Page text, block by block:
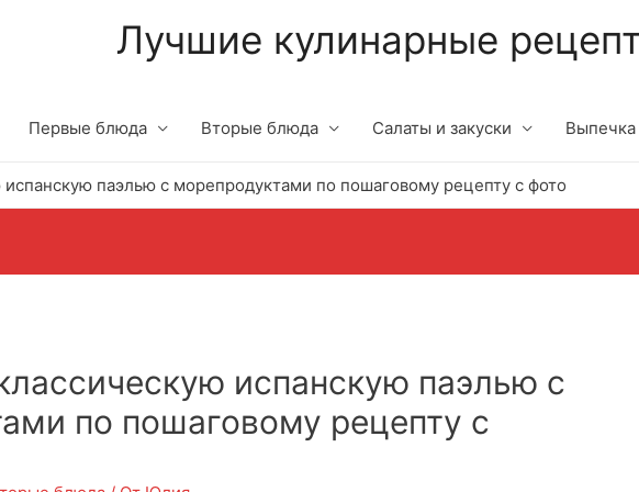
Лучшие кулинарные
Первые блюда Вторые блюда Салаты и закуски Выпечка
испанскую паэлью с морепродуктами по пошаговому рецепту с фото
испанскую паэлью с
по пошаговому рецепту с